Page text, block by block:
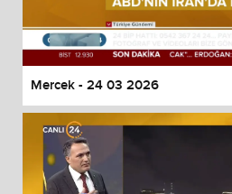
Mercek - 24 03 2026